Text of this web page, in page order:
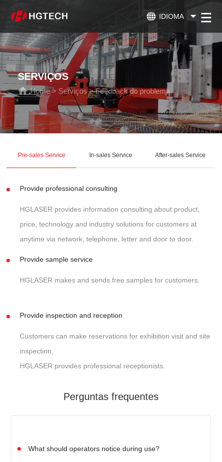
IDIOMA
SERVIÇOS
Home> Serviços>Feedback do problema
Pre-sales Service In-sales Service After-sales Service
Provide professional consulting
HGLASER provides information consulting about product,
price, technology and industry solutions for customers at
anytime via network, telephone, letter and door to door.
Provide sample service
HGLASER makes and sends free samples for customers.
Provide inspection and reception
Customers can make reservations for exhibition visit and site
inspection,
HGLASER provides professional receptionists.
Perguntas frequentes
What should operators notice during use?